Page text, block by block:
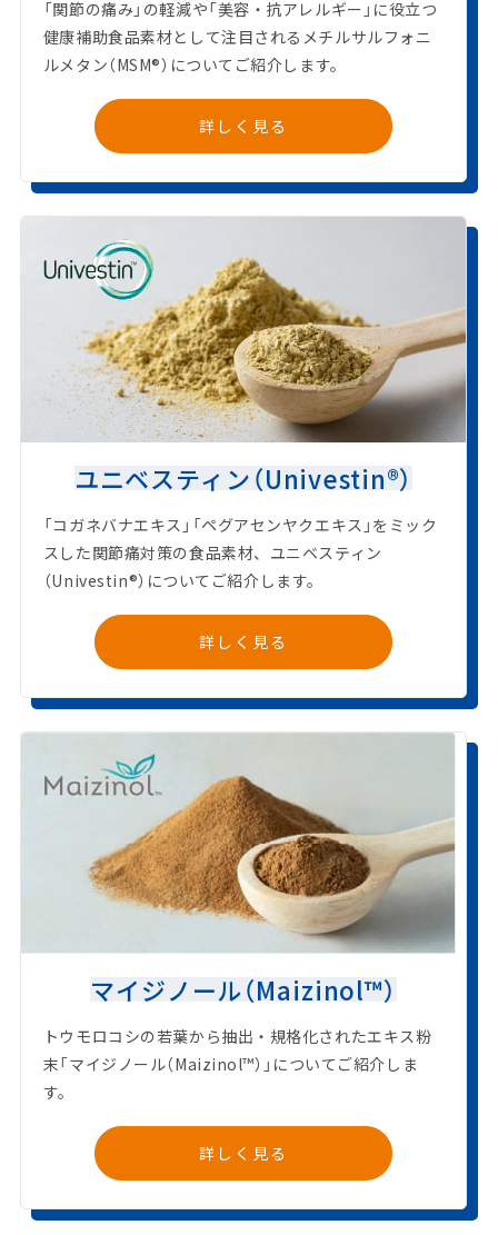
「関節の痛み」の軽減や「美容・抗アレルギー」に役立つ
健康補助食品素材として注目されるメチルサルフォニ
ルメタン（MSM®）についてご紹介します。
詳しく見る
ユニベスティン（Univestin®）
「コガネバナエキス」「ペグアセンヤクエキス」をミック
スした関節痛対策の食品素材、ユニベスティン
（Univestin®）についてご紹介します。
詳しく見る
マイジノール（Maizinol™）
トウモロコシの若葉から抽出・規格化されたエキス粉
末「マイジノール（Maizinol™）」についてご紹介しま
す。
詳しく見る